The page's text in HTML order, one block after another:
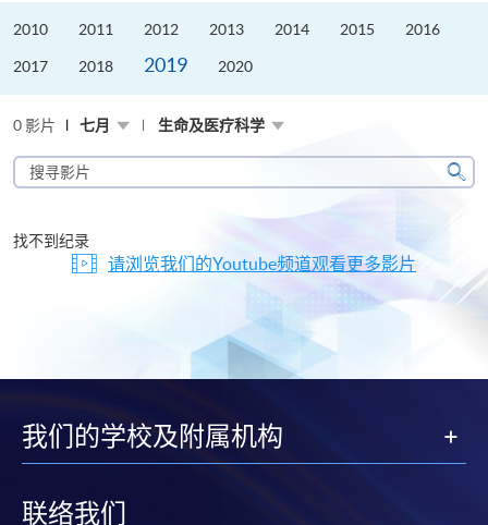
2010 2011 2012 2013 2014 2015 2016
2017 2018 2019 2020
0 影片 七月 生命及医疗科学
搜
寻
片
搜
找不到纪录
请浏览我们的Youtube频道观看更多影片
我们的学校及附属机构
联络我们